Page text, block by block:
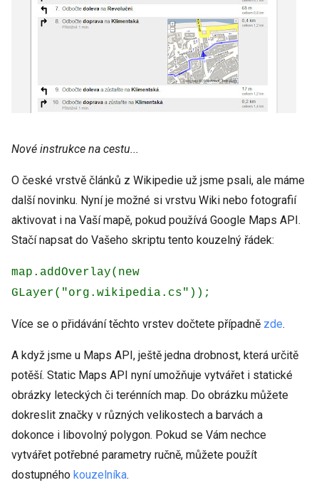
Nové instrukce na cestu...
O české vrstvě článků z Wikipedie už jsme psali, ale máme
další novinku. Nyní je možné si vrstvu Wiki nebo fotografií
aktivovat i na Vaší mapě, pokud používá Google Maps API.
Stačí napsat do Vašeho skriptu tento kouzelný řádek:
map.addOverlay(new
GLayer("org.wikipedia.cs"));
Více se o přidávání těchto vrstev dočtete případně zde.
A když jsme u Maps API, ještě jedna drobnost, která určitě
potěší. Static Maps API nyní umožňuje vytvářet i statické
obrázky leteckých či terénních map. Do obrázku můžete
dokreslit značky v různých velikostech a barvách a
dokonce i libovolný polygon. Pokud se Vám nechce
vytvářet potřebné parametry ručně, můžete použít
dostupného kouzelníka.